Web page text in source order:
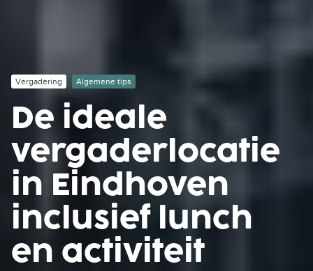
Vergadering Algemene tips
De ideale
vergaderlocatie
in Eindhoven
inclusief lunch
en activiteit